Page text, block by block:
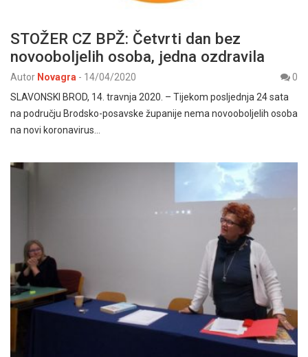
STOŽER CZ BPŽ: Četvrti dan bez
novooboljelih osoba, jedna ozdravila
Autor Novagra - 14/04/2020
0
SLAVONSKI BROD, 14. travnja 2020. – Tijekom posljednja 24 sata
na području Brodsko-posavske županije nema novooboljelih osoba
na novi koronavirus…